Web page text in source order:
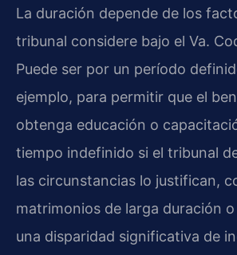
La duración depende de los
tribunal considere bajo el Va.
Puede ser por un período
ejemplo, para permitir que el
obtenga educación o
tiempo indefinido si el tribunal
las circunstancias lo justifican,
matrimonios de larga duración
una disparidad significativa de